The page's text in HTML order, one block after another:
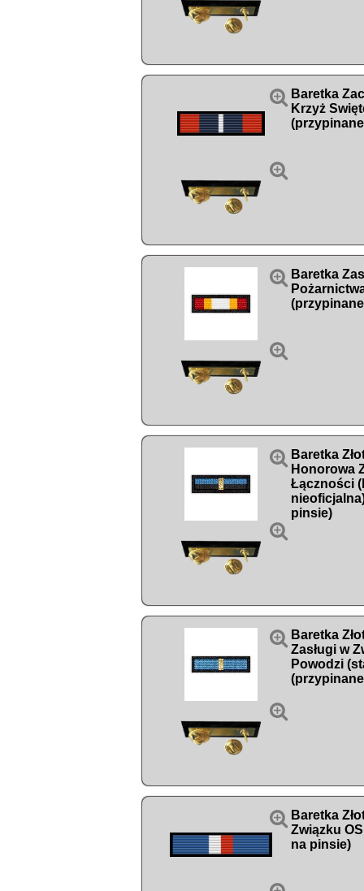


Baretka
Krzyż


Baretka


Baretka
Honorowa
Łączności
pinsie)


Baretka
Zasługi w
Powodzi
 Baretka
Związku
na pinsie)